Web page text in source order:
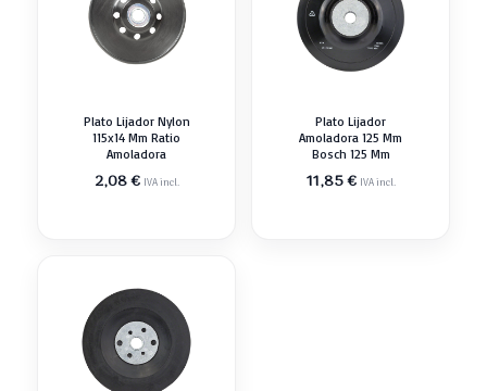
Plato Lijador Nylon
115x14 Mm Ratio
Amoladora
2,08€ IVA incl.
Plato Lijador
Amoladora 125 Mm
Bosch 125 Mm
11,85€ IVA incl.